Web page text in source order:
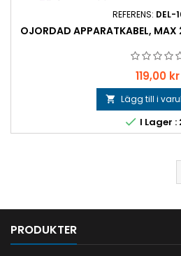
REFERENS: DEL-
OJORDAD APPARATKABEL,
Pris
119,00 kr
 Lägg till i
 I Lager :
PRODUKTER